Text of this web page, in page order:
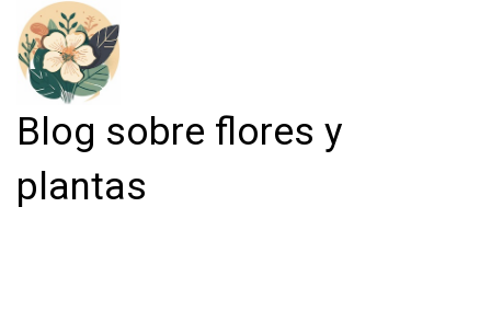
Blog sobre flores y
plantas